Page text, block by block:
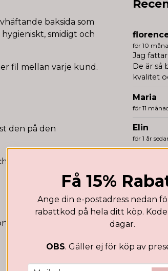
baksida som
smidigt och
fil mellan varje kund.
den på den
slänger den
för 10
Jag
De är så
kvalitet
Maria
för 11
Elin
för 1 år
Perfekta!
för 1 år
Vendela
Få 15%
Ange din e-postadress nedan
rabattkod på hela ditt köp.
dagar.
OBS. Gäller ej för köp av
email